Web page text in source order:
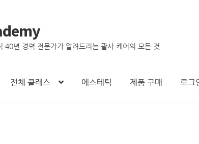
40년 경력 전문가가 알려드리는 괄사 케어의 모든 것
전체 클래스 에스테틱 제품 구매 로그